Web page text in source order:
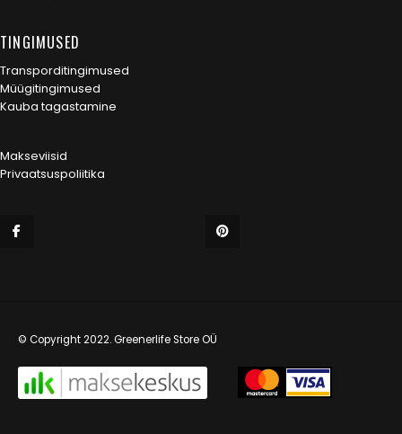
TINGIMUSED
Transporditingimused
Müügitingimused
Kauba tagastamine
Makseviisid
Privaatsuspoliitika
© Copyright 2022. Greenerlife Store OÜ